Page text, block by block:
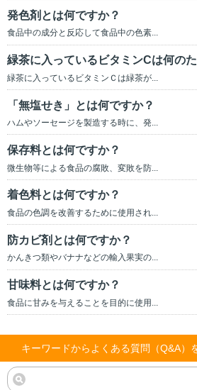
発色剤とは何ですか？
食品中の成分と反応して食品中の色素...
緑茶に入っているビタミンCは何の
緑茶に入っているビタミンＣは緑茶が...
「無塩せき」とは何ですか？
ハムやソーセージを製造する時に、発...
保存料とは何ですか？
微生物等による食品の腐敗、変敗を防...
着色料とは何ですか？
食品の色調を改善するために使用され...
防カビ剤とは何ですか？
かんきつ類やバナナなどの輸入果実の...
甘味料とは何ですか？
食品に甘みを与えることを目的に使用...
キーワードからよくある質問（Q&A）